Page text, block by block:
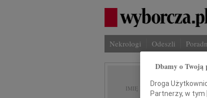
Nekrologi Odeszli
IMIĘ I NAZWISKO:
Dbamy o Twoją
Droga
Partnerzy, w tym